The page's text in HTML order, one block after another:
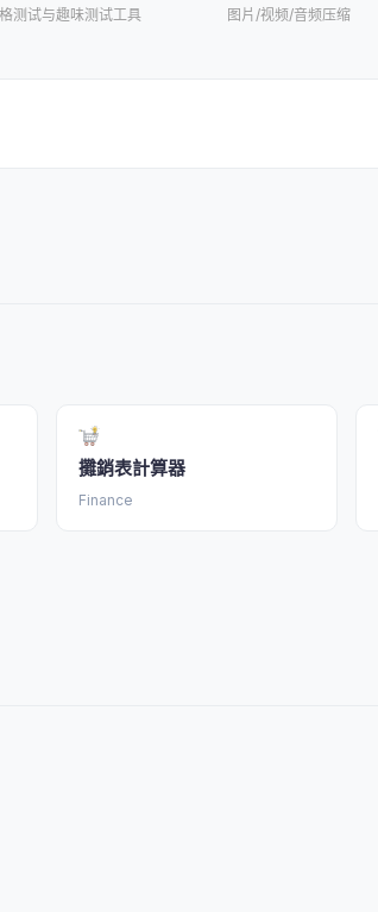
测试与趣味测试工具 图片/视频/音频压缩
攤銷表計算器
Finance